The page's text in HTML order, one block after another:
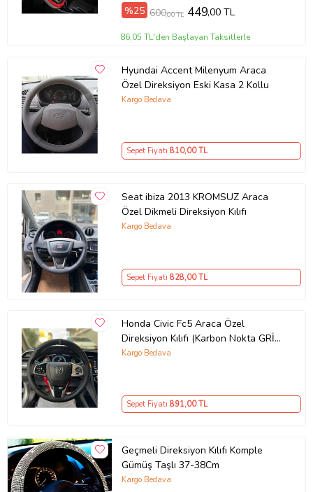
%25 600,00 TL 449,00 TL
86,05 TL'den Başlayan Taksitlerle
Hyundai Accent Milenyum Araca
Özel Direksiyon Eski Kasa 2 Kollu
Kargo Bedava
Sepet Fiyatı 810,00 TL
Seat ibiza 2013 KROMSUZ Araca
Özel Dikmeli Direksiyon Kılıfı
Kargo Bedava
Sepet Fiyatı 828,00 TL
Honda Civic Fc5 Araca Özel
Direksiyon Kılıfı (Karbon Nokta GRİ
YÜZÜK)
Kargo Bedava
Sepet Fiyatı 891,00 TL
Geçmeli Direksiyon Kılıfı Komple
Gümüş Taşlı 37-38Cm
Kargo Bedava